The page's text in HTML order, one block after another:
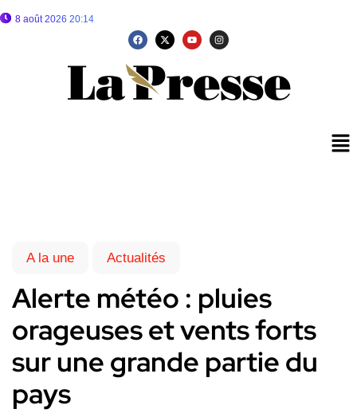
8 août 2026 20:14
A la une Actualités
Alerte météo : pluies
orageuses et vents forts
sur une grande partie du
pays